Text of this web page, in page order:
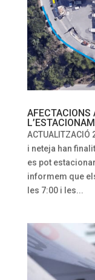
AFECTACIONS
i neteja han
es pot
informem que
les 7:00 i les...